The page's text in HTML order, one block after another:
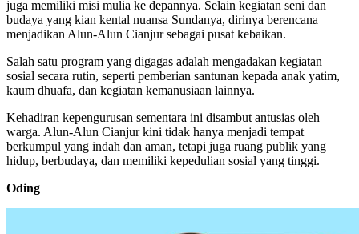
juga memiliki misi mulia ke depannya. Selain kegiatan seni dan
budaya yang kian kental nuansa Sundanya, dirinya berencana
menjadikan Alun-Alun Cianjur sebagai pusat kebaikan.
Salah satu program yang digagas adalah mengadakan kegiatan
sosial secara rutin, seperti pemberian santunan kepada anak yatim,
kaum dhuafa, dan kegiatan kemanusiaan lainnya.
Kehadiran kepengurusan sementara ini disambut antusias oleh
warga. Alun-Alun Cianjur kini tidak hanya menjadi tempat
berkumpul yang indah dan aman, tetapi juga ruang publik yang
hidup, berbudaya, dan memiliki kepedulian sosial yang tinggi.
Oding